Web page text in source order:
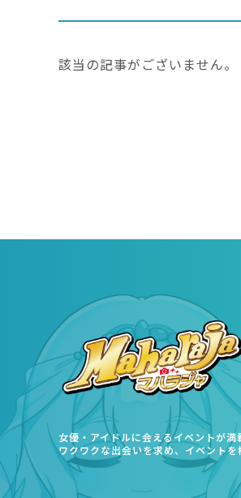
該当の記事がございません。
女優・アイドルに会えるイベントが満
ワクワクな出会いを求め、イベントを